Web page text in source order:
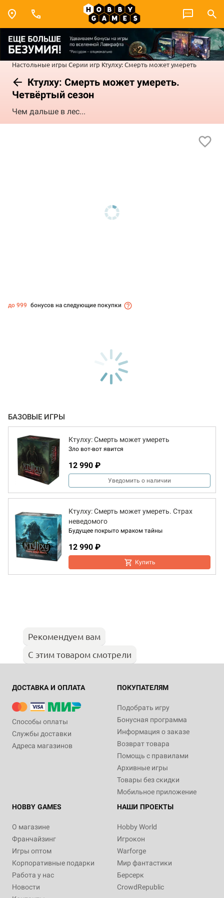
Настольные игры Серии игр Ктулху: Смерть может умереть
Ктулху: Смерть может умереть.
Четвёртый сезон
Чем дальше в лес...
до 999 бонусов на следующие покупки
БАЗОВЫЕ ИГРЫ
Ктулху: Смерть может умереть
Зло вот-вот явится
12 990 ₽
Уведомить о наличии
Ктулху: Смерть может умереть. Страх
неведомого
Будущее покрыто мраком тайны
12 990 ₽
Купить
Рекомендуем вам
С этим товаром смотрели
ДОСТАВКА И ОПЛАТА
Способы оплаты
Службы доставки
Адреса магазинов
ПОКУПАТЕЛЯМ
Подобрать игру
Бонусная программа
Информация о заказе
Возврат товара
Помощь с правилами
Архивные игры
Товары без скидки
Мобильное приложение
HOBBY GAMES
О магазине
Франчайзинг
Игры оптом
Корпоративные подарки
Работа у нас
Новости
НАШИ ПРОЕКТЫ
Hobby World
Игрокон
Warforge
Мир фантастики
Берсерк
CrowdRepublic